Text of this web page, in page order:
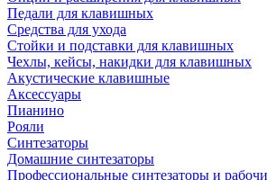
Педали для клавишных
Средства для ухода
Стойки и подставки для клавишных
Чехлы, кейсы, накидки для клавишных
Акустические клавишные
Аксессуары
Пианино
Рояли
Синтезаторы
Домашние синтезаторы
Профессиональные синтезаторы и